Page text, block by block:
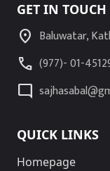
GET IN TOUCH
location_on Baluwatar,
call (977)- 01-
mode_comment
QUICK LINKS
Homepage